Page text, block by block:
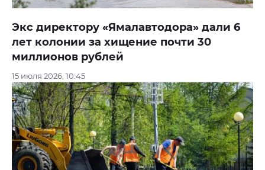
Экс директору «Ямалавтодора» дали 6
лет колонии за хищение почти 30
миллионов рублей
15 июля 2026, 10:45